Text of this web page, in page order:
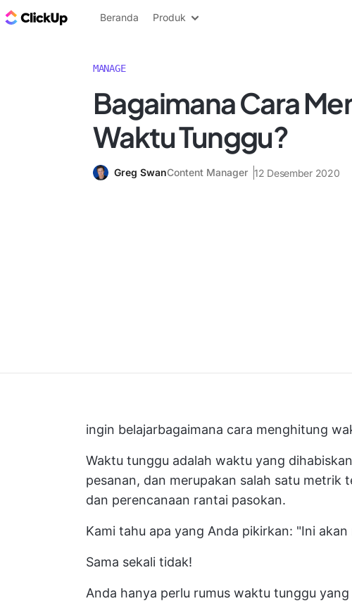
Blog ClickUp
Beranda Produk
MANAGE
Bagaimana Cara
Waktu Tunggu?
Greg SwanContent Manager 12 Desember 2020
ingin belajarbagaimana cara menghitung
Waktu tunggu adalah waktu yang
pesanan, dan merupakan salah satu metrik
dan perencanaan rantai pasokan.
Kami tahu apa yang Anda pikirkan: "Ini
Sama sekali tidak!
Anda hanya perlu rumus waktu tunggu yang